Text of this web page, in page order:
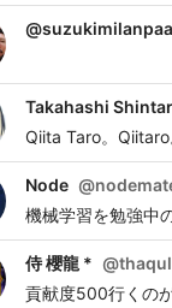
@
Takahashi
Qiita Taro。
Node @
機械学習を勉強中
侍 櫻龍 * @
貢献度500行くの